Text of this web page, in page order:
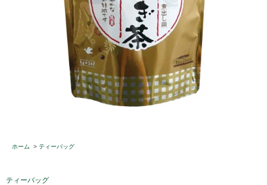
ホーム > ティーバッグ
ティーバッグ